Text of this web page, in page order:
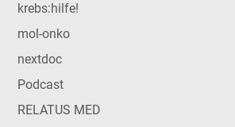
krebs:hilfe!
mol-onko
nextdoc
Podcast
RELATUS MED